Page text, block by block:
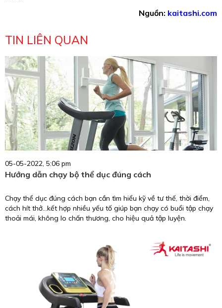
Nguồn: kaitashi.com
TIN LIÊN QUAN
05-05-2022, 5:06 pm
Hướng dẫn chạy bộ thể dục đúng cách
Chạy thể dục đúng cách bạn cần tìm hiểu kỹ về tư thế, thời điểm,
cách hít thở...kết hợp nhiều yếu tố giúp bạn chạy có buổi tập chạy
thoải mái, không lo chấn thương, cho hiệu quả tập luyện.